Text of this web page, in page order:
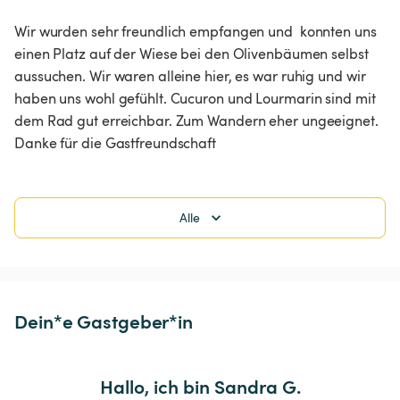
Wir wurden sehr freundlich empfangen und  konnten uns
einen Platz auf der Wiese bei den Olivenbäumen selbst
aussuchen. Wir waren alleine hier, es war ruhig und wir
haben uns wohl gefühlt. Cucuron und Lourmarin sind mit
dem Rad gut erreichbar. Zum Wandern eher ungeeignet.
Danke für die Gastfreundschaft
Alle
Dein*e Gastgeber*in
Hallo, ich bin Sandra G.